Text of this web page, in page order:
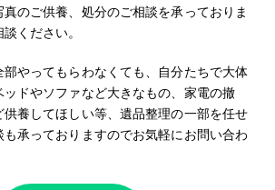
のご供養、処分のご相談を承っておりま
ください。
部やってもらわなくても、自分たちで大体
ドやソファなど大きなもの、家電の撤
養してほしい等、遺品整理の一部を任せ
承っておりますのでお気軽にお問い合わ